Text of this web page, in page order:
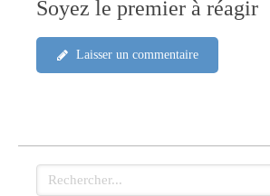
Soyez le premier à réagir
Laisser un commentaire
Rechercher